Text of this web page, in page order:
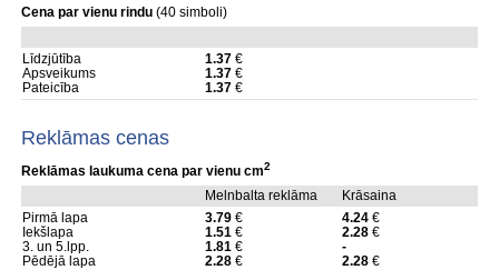
Cena par vienu rindu (40 simboli)
Līdzjūtība 1.37€
Apsveikums
1.37€
Pateicība
1.37€
Reklāmas cenas
Reklāmas laukuma cena par vienu cm2
Melnbalta reklāma
Krāsaina
Pirmā lapa
3.79€ 4.24€
Iekšlapa
1.51€ 2.28€
3. un 5.lpp.
1.81€
-
Pēdējā lapa
2.28€ 2.28€